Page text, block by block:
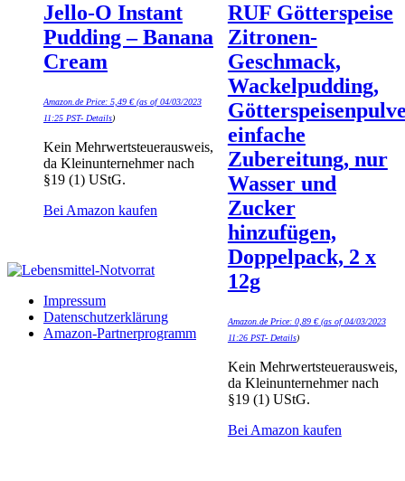
Jello-O Instant
Pudding – Banana
Cream
Amazon.de Price: 5,49 €(as of 04/03/2023
11:25 PST- Details)
Kein Mehrwertsteuerausweis,
da Kleinunternehmer nach
§19 (1) UStG.
Bei Amazon kaufen
RUF Götterspeise
Zitronen-
Geschmack,
Wackelpudding,
einfache
Zubereitung, nur
Wasser und
Zucker
hinzufügen,
Doppelpack, 2 x
12g
Amazon.de Price: 0,89 €(as of 04/03/2023
11:26 PST- Details)
Kein Mehrwertsteuerausweis,
da Kleinunternehmer nach
§19 (1) UStG.
Bei Amazon kaufen
Impressum
Datenschutzerklärung
Amazon-Partnerprogramm